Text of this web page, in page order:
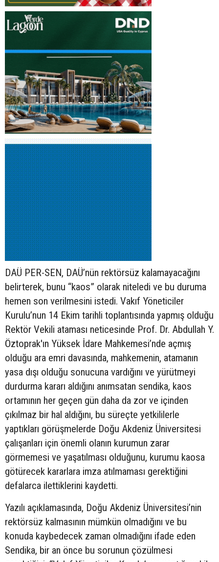
DAÜ PER-SEN, DAÜ’nün rektörsüz kalamayacağını
belirterek, bunu “kaos” olarak niteledi ve bu duruma
hemen son verilmesini istedi. Vakıf Yöneticiler
Kurulu’nun 14 Ekim tarihli toplantısında yapmış olduğu
Rektör Vekili ataması neticesinde Prof. Dr. Abdullah Y.
Öztoprak'ın Yüksek İdare Mahkemesi’nde açmış
olduğu ara emri davasında, mahkemenin, atamanın
yasa dışı olduğu sonucuna vardığını ve yürütmeyi
durdurma kararı aldığını anımsatan sendika, kaos
ortamının her geçen gün daha da zor ve içinden
çıkılmaz bir hal aldığını, bu süreçte yetkililerle
yaptıkları görüşmelerde Doğu Akdeniz Üniversitesi
çalışanları için önemli olanın kurumun zarar
görmemesi ve yaşatılması olduğunu, kurumu kaosa
götürecek kararlara imza atılmaması gerektiğini
defalarca ilettiklerini kaydetti.
Yazılı açıklamasında, Doğu Akdeniz Üniversitesi’nin
rektörsüz kalmasının mümkün olmadığını ve bu
konuda kaybedecek zaman olmadığını ifade eden
Sendika, bir an önce bu sorunun çözülmesi